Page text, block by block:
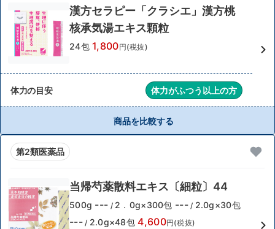
漢方セラピー「クラシエ」漢方桃
核承気湯エキス顆粒
24包 1,800円(税抜)
体力の目安 体力がふつう以上の方
商品を比較する
第2類医薬品
当帰芍薬散料エキス〔細粒〕44
500g --- / 2．0g×300包 --- / 2.0g×30包
--- / 2.0g×48包 4,600円(税抜)